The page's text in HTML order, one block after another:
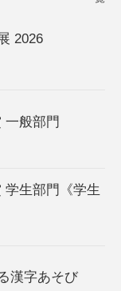
2026
一般部門
学生部門《学生
漢字あそび